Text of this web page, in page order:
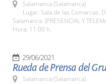
Salamanca (Salamanca)
Lugar: Sala de las Comarcas.
Salamanca. (PRESENCIAL Y
Hora: 11:00 h.
29/06/2021
Rueda de Prensa del
Salamanca (Salamanca)